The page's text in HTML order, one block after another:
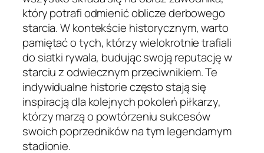
który potrafi odmienić oblicze derbowego
starcia. W kontekście historycznym, warto
pamiętać o tych, którzy wielokrotnie trafiali
do siatki rywala, budując swoją reputację w
starciu z odwiecznym przeciwnikiem. Te
indywidualne historie często stają się
inspiracją dla kolejnych pokoleń piłkarzy,
którzy marzą o powtórzeniu sukcesów
swoich poprzedników na tym legendarnym
stadionie.